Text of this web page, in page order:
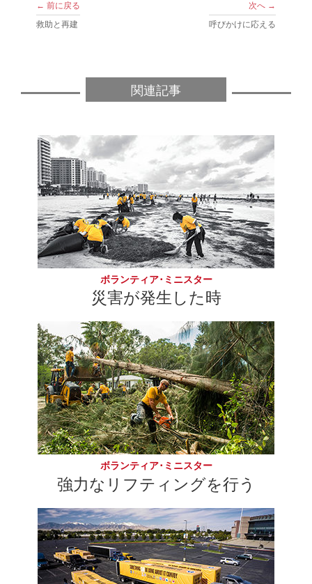
← 前に戻る
救助と再建
次へ →
呼びかけに応える
関連記事
ボランティア･ミニスター
災害が発生した時
ボランティア･ミニスター
強力なリフティングを行う